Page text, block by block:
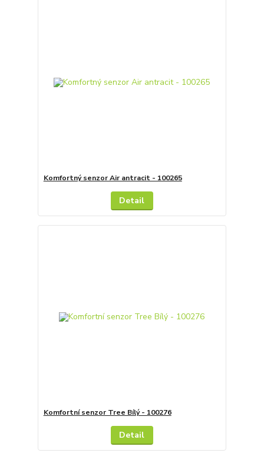
Komfortný senzor Air antracit - 100265
Detail
Komfortní senzor Tree Bílý - 100276
Detail